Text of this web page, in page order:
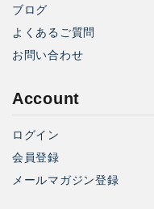
ブログ
よくあるご質問
お問い合わせ
Account
ログイン
会員登録
メールマガジン登録